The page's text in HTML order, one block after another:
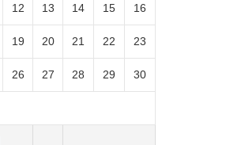
12 13 14 15 16
19 20 21 22 23
26 27 28 29 30